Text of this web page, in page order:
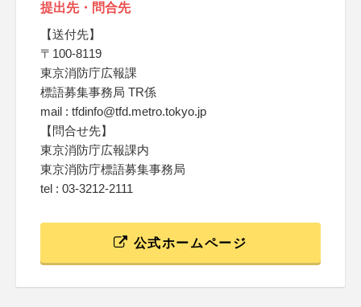
提出先・問合先
【送付先】
〒100-8119
東京消防庁広報課
標語募集事務局 TR係
mail : tfdinfo@tfd.metro.tokyo.jp
【問合せ先】
東京消防庁広報課内
東京消防庁標語募集事務局
tel : 03-3212-2111
公式ホームページ